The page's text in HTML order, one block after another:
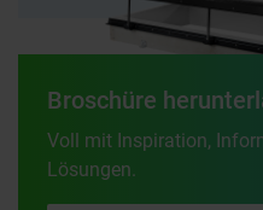
Broschüre
Voll mit Inspiration,
Lösungen.